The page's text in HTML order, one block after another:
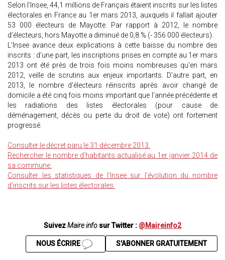
Selon l’Insee, 44,1 millions de Français étaient inscrits sur les listes
électorales en France au 1er mars 2013, auxquels il fallait ajouter
53 000 électeurs de Mayotte. Par rapport à 2012, le nombre
d’électeurs, hors Mayotte a diminué de 0,8 % (- 356 000 électeurs).
L’Insee avance deux explications à cette baisse du nombre des
inscrits : d’une part, les inscriptions prises en compte au 1er mars
2013 ont été près de trois fois moins nombreuses qu'en mars
2012, veille de scrutins aux enjeux importants. D'autre part, en
2013, le nombre d'électeurs réinscrits après avoir changé de
domicile a été cinq fois moins important que l'année précédente et
les radiations des listes électorales (pour cause de
déménagement, décès ou perte du droit de vote) ont fortement
progressé.
Consulter le décret paru le 31 décembre 2013.
Rechercher le nombre d’habitants actualisé au 1er janvier 2014 de
sa commune.
Consulter les statistiques de l’Insee sur l’évolution du nombre
d’inscrits sur les listes électorales.
SuivezMaire info sur Twitter : @Maireinfo2
S'ABONNER GRATUITEMENT
NOUS ÉCRIRE